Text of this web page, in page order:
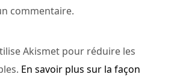
commentaire.
Akismet pour réduire les
En savoir plus sur la façon